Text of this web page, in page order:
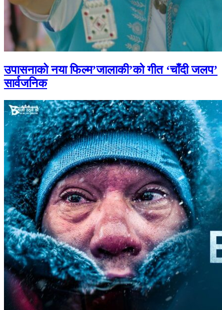
उपासनाको नया फिल्म’जालाकी’को गीत ‘चाँदी जलप’
सार्वजनिक